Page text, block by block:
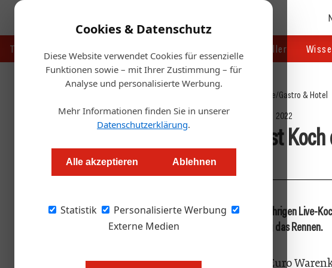
Cookies & Datenschutz
Diese Website verwendet Cookies für essenzielle
Funktionen sowie – mit Ihrer Zustimmung – für
Analyse und personalisierte Werbung.
Mehr Informationen finden Sie in unserer
Datenschutzerklärung.
Alle akzeptieren Ablehnen
Statistik
Personalisierte Werbung
Externe Medien
Touristik Handel & Hersteller
Startseite/Gastro & Hotel
2022
Marvin Böhm ist Koch
Alexander Grübling
Sechs Profi-Köche standen im Finale des diesjährigen Live-
machte der Chefkoch des Aqua*** in Wolfsburg das Rennen.
Drei Gänge, vier Pflichtzutaten, 16 Euro